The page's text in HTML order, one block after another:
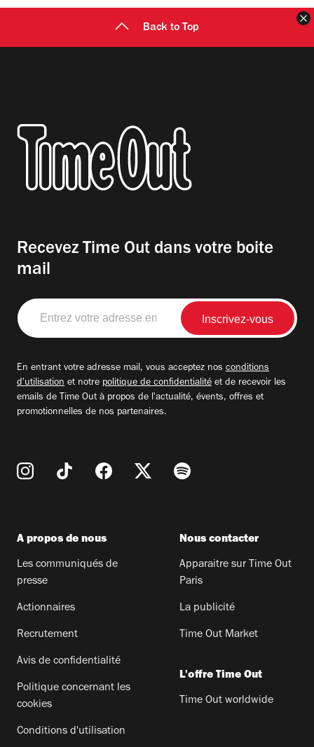
Back to Top
Recevez Time Out dans votre boite
mail
Entrez
votre
adresse
En entrant votre adresse mail, vous acceptez nos conditions
d'utilisation et notre politique de confidentialité et de recevoir les
emails de Time Out à propos de l'actualité, évents, offres et
promotionnelles de nos partenaires.
A propos de nous
Les communiqués de
presse
Actionnaires
Recrutement
Avis de confidentialité
Politique concernant les
cookies
Conditions d'utilisation
Nous contacter
Apparaitre sur Time Out
Paris
La publicité
Time Out Market
L'offre Time Out
Time Out worldwide